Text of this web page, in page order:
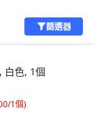
篩選器
白色, 1個
1個)